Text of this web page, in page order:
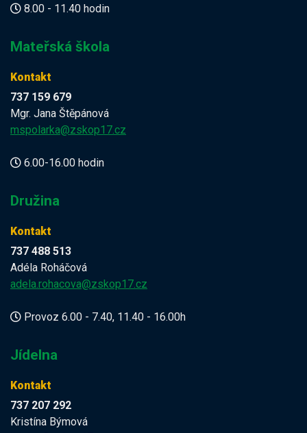
8.00 - 11.40 hodin
Mateřská škola
Kontakt
737 159 679
Mgr. Jana Štěpánová
mspolarka@zskop17.cz
6.00-16.00 hodin
Družina
Kontakt
737 488 513
Adéla Roháčová
adela.rohacova@zskop17.cz
Provoz 6.00 - 7.40, 11.40 - 16.00h
Jídelna
Kontakt
737 207 292
Kristína Býmová